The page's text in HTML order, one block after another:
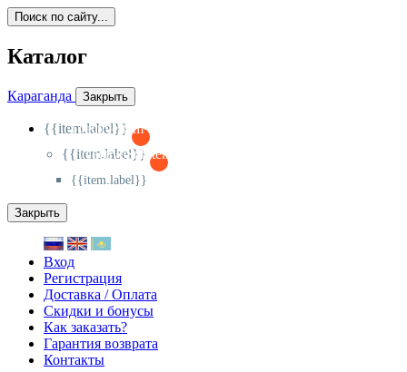
Поиск по сайту...
Каталог
Караганда Закрыть
{{item.label}}
{{activeItem==item.id?'-
{{item.label}}
{{activeSubitem==item.id?'-
{{item.label}}
Закрыть
Вход
Регистрация
Доставка / Оплата
Скидки и бонусы
Как заказать?
Гарантия возврата
Контакты